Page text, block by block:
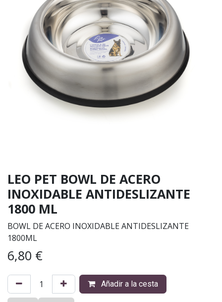
LEO PET BOWL DE ACERO
INOXIDABLE ANTIDESLIZANTE
1800 ML
BOWL DE ACERO INOXIDABLE ANTIDESLIZANTE
1800ML
6,80 €
Añadir a la cesta